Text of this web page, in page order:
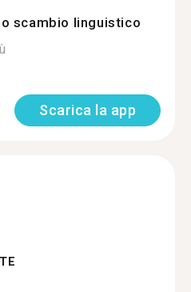
scambio linguistico
Scarica la app